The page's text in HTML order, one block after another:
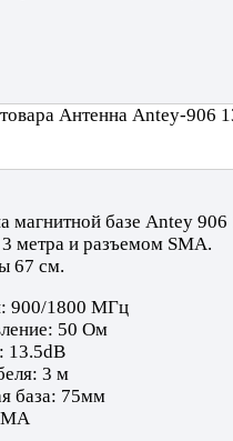
Антенна Antey-906
магнитной базе Antey
3 метра и разъемом SMA.
67 см.
900/1800 МГц
50 Ом
13.5dB
3 м
база: 75мм